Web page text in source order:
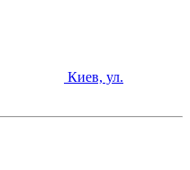
Киев, ул.